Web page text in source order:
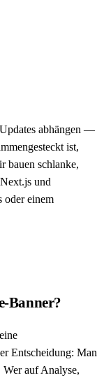
abhängen —
ist,
bauen schlanke,
und
oder einem
Banner?
Entscheidung: Man
Wer auf Analyse,